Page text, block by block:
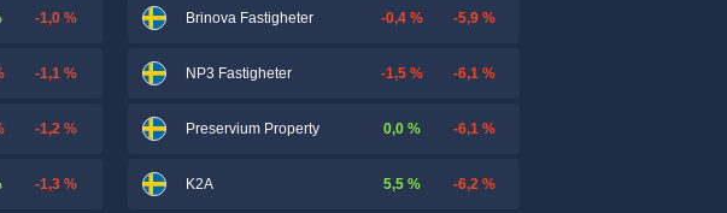
-1,0 %
-1,1 %
-1,2 %
-1,3 %
Brinova Fastigheter -0,4 % -5,9 %
NP3 Fastigheter -1,5 % -6,1 %
Preservium Property 0,0 % -6,1 %
K2A 5,5 % -6,2 %